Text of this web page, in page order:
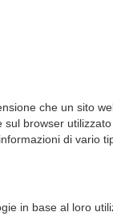
che un sito
browser
di vario
in base al loro